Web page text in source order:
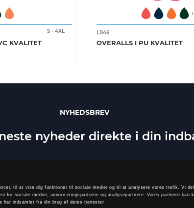
til at vise dig funktioner til sociale medier og til at analysere vores trafik. Vi
for sociale medier, annonceringspartnere og analysepartnere. Vores partnere kan
har indsamlet fra din brug af deres tjenester.
KVALITET
S - 4XL LR46
OVERALLS I PU KVALITET
NYHEDSBREV
nyheder direkte i din